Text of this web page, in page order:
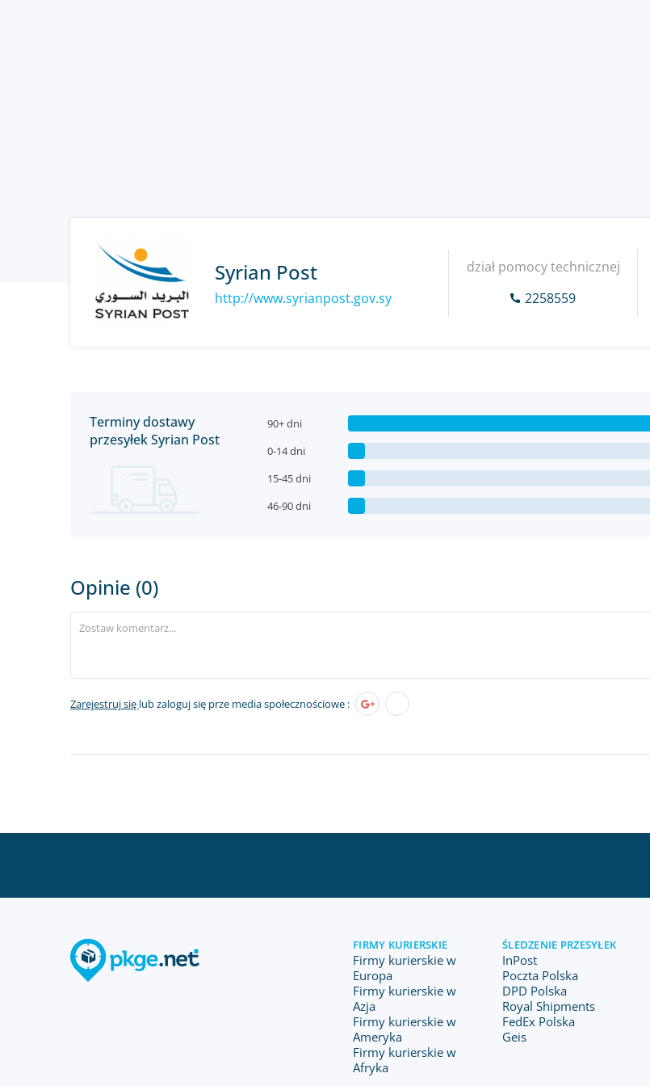
Syrian Post
http://www.syrianpost.gov.sy
dział pomocy technicznej
2258559
Terminy dostawy
przesyłek Syrian Post
90+ dni
0-14 dni
15-45 dni
46-90 dni
Opinie (0)
Zarejestruj się lub zaloguj się prze media społecznościowe :
FIRMY KURIERSKIE
Firmy kurierskie w
Europa
Firmy kurierskie w
Azja
Firmy kurierskie w
Ameryka
Firmy kurierskie w
Afryka
ŚLEDZENIE PRZESYŁEK
InPost
Poczta Polska
DPD Polska
Royal Shipments
FedEx Polska
Geis